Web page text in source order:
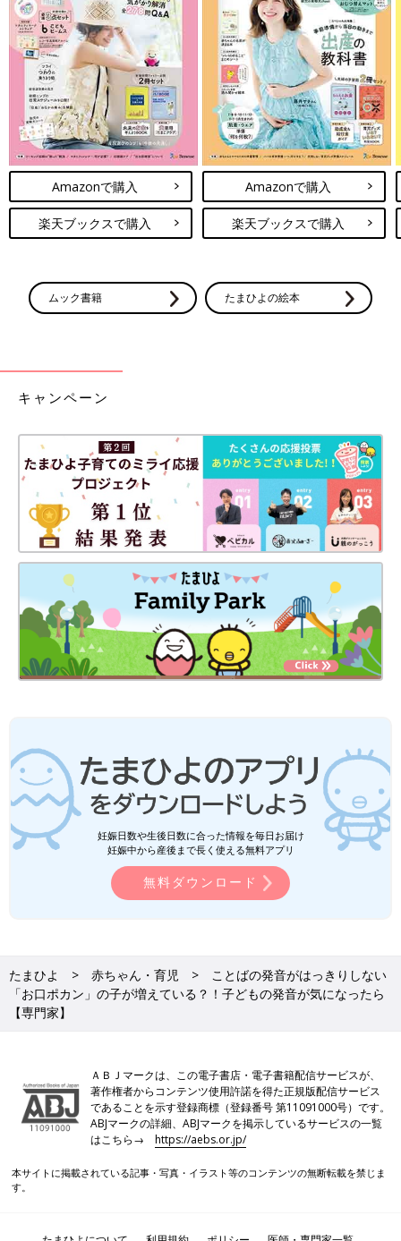
が強調して行う運動です。体を使った遊びは構音に直接的に影響
するというよりは、遊びを通して体がいろんな動きを学ぶ中で、
同時に口の力も発達していくと言えます。
コロナで外遊びの機会も減っていますが、そうでなくても現代
は、小さな子どもにも動画やスマホなどを与えがちな状況にあり
ます。そういうものに極端に早く触れてしまうことで、他者と体
を使って遊ぶ、他者とやりとりをする、ことばを使って遊ぶ機会
が減ってしまっていると感じます。忙しいときには便利な道具で
はありますが、子どものことばの発達のことを考えると、できる
だけリアルなコミュニケーションを大事にしてほしいと感じま
す。
監修／上里聡先生
達に影響するのでしょうか？ 子どものことば
の発達に不安を感じるママやパパからの質問
を、こうざと矯正歯科クリニックの「ことばの
きょうしつ」で診療を行う言語聴覚士 山田有
紀先生に聞きました。
うがいの練習や親子の遊びなどは、家庭の中でも日常的にことば
の力を育てる方法として取り入れられそうです。子どものことば
の力に少し不安を感じたら、まずは楽しみながらこれらの方法を
試してみてはいかがでしょうか。
●記事の内容は記事執筆当時の情報であり、現在と異なる場合が
あります。
※当記事では“ことば”とひらがな表記にしています
Amazonで購入
楽天ブックスで購入
Amazonで購入
楽天ブックスで購入
ムック書籍 たまひよの絵本
キャンペーン
妊娠日数や生後日数に合った情報を毎日お届け
妊娠中から産後まで長く使える無料アプリ
無料ダウンロード
たまひよ 赤ちゃん・育児
ことばの発音がはっきりしない
「お口ポカン」の子が増えている？！子どもの発音が気になったら
【専門家】
ＡＢＪマークは、この電子書店・電子書籍配信サービスが、
著作権者からコンテンツ使用許諾を得た正規版配信サービス
であることを示す登録商標（登録番号 第11091000号）です。
ABJマークの詳細、ABJマークを掲示しているサービスの一覧
はこちら→https://aebs.or.jp/
本サイトに掲載されている記事・写真・イラスト等のコンテンツの無断転載を禁じま
す。